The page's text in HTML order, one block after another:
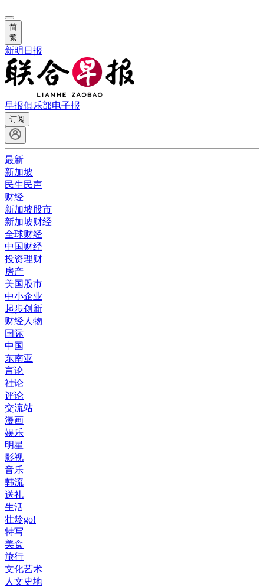
简
繁
新明日报
早报俱乐部电子报
订阅
最新
新加坡
民生民声
财经
新加坡股市
新加坡财经
全球财经
中国财经
投资理财
房产
美国股市
中小企业
起步创新
财经人物
国际
中国
东南亚
言论
社论
评论
交流站
漫画
娱乐
明星
影视
音乐
韩流
送礼
生活
壮龄go!
特写
美食
旅行
文化艺术
人文史地